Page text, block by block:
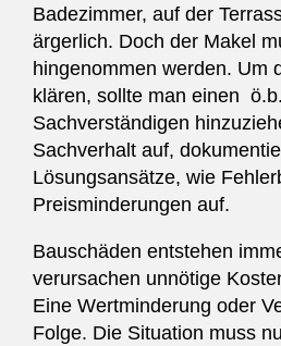
Badezimmer, auf der
ärgerlich. Doch der Makel
hingenommen werden. Um
klären, sollte man einen
Sachverständigen
Sachverhalt auf,
Lösungsansätze, wie
Preisminderungen auf.
Bauschäden entstehen
verursachen unnötige
Eine Wertminderung oder
Folge. Die Situation muss